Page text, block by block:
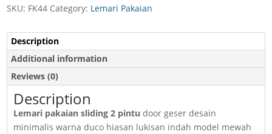
SKU: FK44 Category: Lemari Pakaian
Description
Additional information
Reviews (0)
Description
Lemari pakaian sliding 2 pintu door geser desain
minimalis warna duco hiasan lukisan indah model mewah